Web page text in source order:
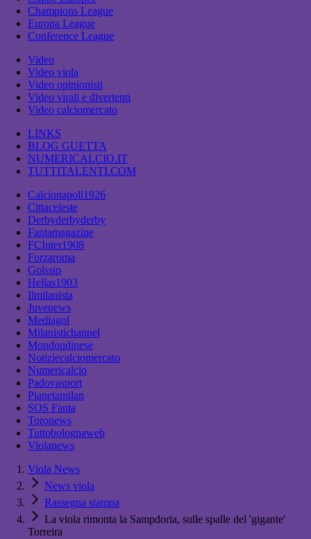
Champions League
Europa League
Conference League
Video
Video viola
Video opinionisti
Video virali e divertenti
Video calciomercato
LINKS
BLOG GUETTA
NUMERICALCIO.IT
TUTTITALENTI.COM
Calcionapoli1926
Cittaceleste
Derbyderbyderby
Fantamagazine
FCInter1908
Forzaroma
Golssip
Hellas1903
Ilmilanista
Juvenews
Mediagol
Milanistichannel
Mondoudinese
Notiziecalciomercato
Numericalcio
Padovasport
Pianetamilan
SOS Fanta
Toronews
Tuttobolognaweb
Violanews
Viola News
News viola
Rassegna stampa
La viola rimonta la Sampdoria, sulle spalle del 'gigante'
Torreira